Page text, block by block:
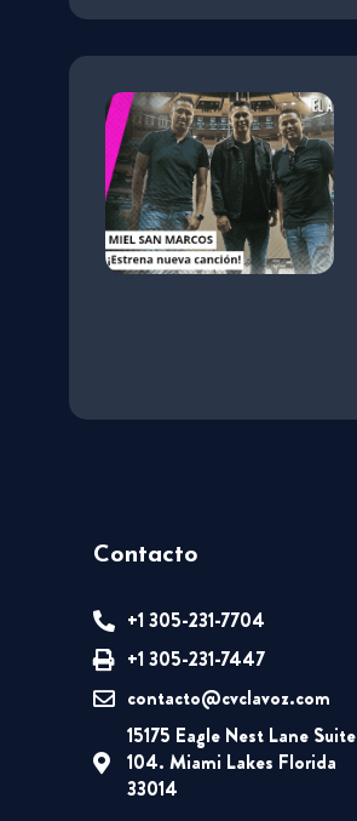
Contacto
+1 305-231-7704
+1 305-231-7447
contacto@cvclavoz.com
15175 Eagle Nest Lane Suite
104. Miami Lakes Florida
33014